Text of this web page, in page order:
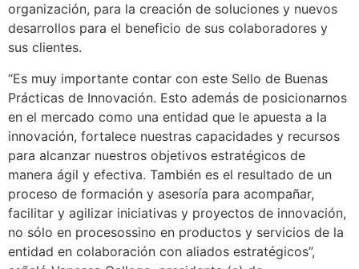
organización, para la creación de soluciones y nuevos
desarrollos para el beneficio de sus colaboradores y
sus clientes.
“Es muy importante contar con este Sello de Buenas
Prácticas de Innovación. Esto además de posicionarnos
en el mercado como una entidad que le apuesta a la
innovación, fortalece nuestras capacidades y recursos
para alcanzar nuestros objetivos estratégicos de
manera ágil y efectiva. También es el resultado de un
proceso de formación y asesoría para acompañar,
facilitar y agilizar iniciativas y proyectos de innovación,
no sólo en procesossino en productos y servicios de la
entidad en colaboración con aliados estratégicos”,